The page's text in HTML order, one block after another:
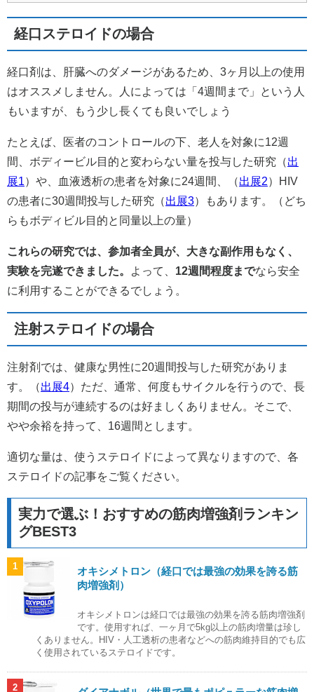
経口ステロイドの場合
経口剤は、肝臓へのダメージがあるため、3ヶ月以上の使用
はオススメしません。人によっては「4週間まで」という人
もいますが、もう少し長くても良いでしょう
たとえば、医者のコントロールの下、老人を対象に12週
間、ボディービル目的と変わらない量を投与した研究（出
展1）や、血液透析の患者を対象に24週間、（出展2）HIV
の患者に30週間投与した研究（出展3）もあります。（どち
らもボディビル目的と同量以上の量）
これらの研究では、参加者全員が、大きな副作用もなく、
実験を完遂できました。
よって、 12週間程度までなら安全
に利用することができるでしょう。
注射ステロイドの場合
注射剤では、健康な男性に20週間投与した研究がありま
す。（出展4）ただ、通常、何度もサイクルを行うので、長
期間の投与が連続するのは好ましくありません。そこで、
やや余裕を持って、16週間とします。
適切な量は、使うステロイドによって異なりますので、各
ステロイドの記事をご覧ください。
実力で選ぶ！おすすめの筋肉増強剤ランキン
グBEST3
1
オキシメトロン（経口では最強の効果を誇る筋
肉増強剤）
オキシメトロンは経口では最強の効果を誇る筋肉増強剤
です。使用すれば、一ヶ月で5kg以上の筋肉増量は珍し
くありません。HIV・人工透析の患者などへの筋肉維持目的でも広
く使用されているステロイドです。
2